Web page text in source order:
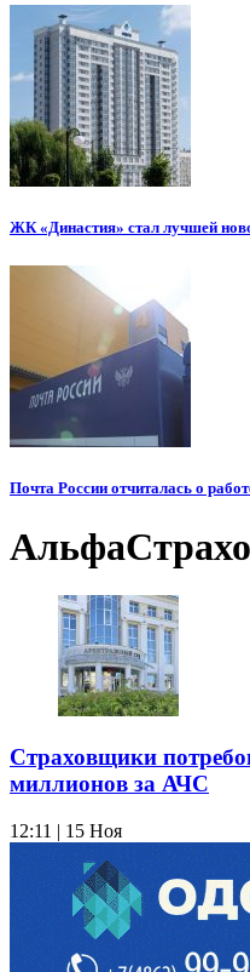
ЖК «Династия» стал лучшей
Почта России отчиталась о
Страховщики
миллионов за АЧС
12:11 | 15 Ноя